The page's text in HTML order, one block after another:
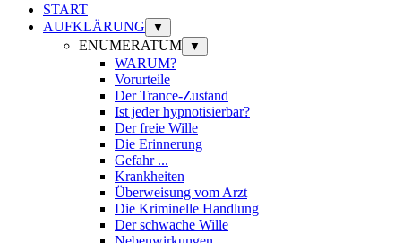
START
AUFKLÄRUNG
▼
ENUMERATUM ▼
WARUM?
Vorurteile
Der Trance-Zustand
Ist jeder hypnotisierbar?
Der freie Wille
Die Erinnerung
Gefahr ...
Krankheiten
Überweisung vom Arzt
Die Kriminelle Handlung
Der schwache Wille